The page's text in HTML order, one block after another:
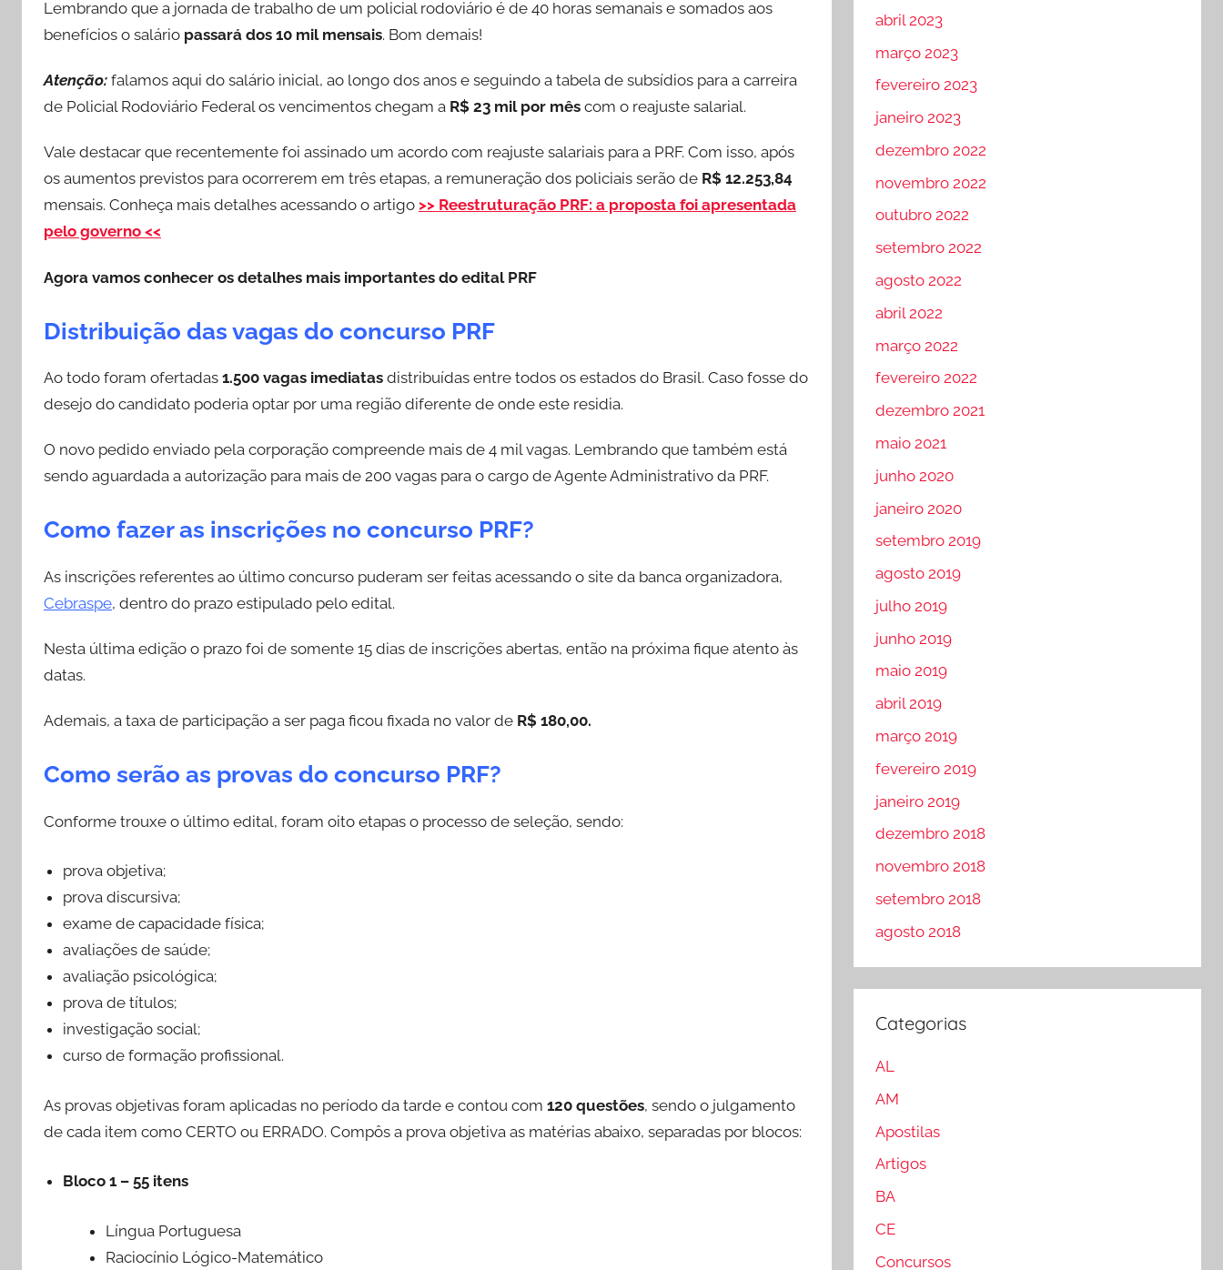
Lembrando que a jornada de trabalho de um policial rodoviário é de 40 horas semanais e somados aos
benefícios o salário passará dos 10 mil mensais. Bom demais!
Atenção: falamos aqui do salário inicial, ao longo dos anos e seguindo a tabela de subsídios para a carreira
de Policial Rodoviário Federal os vencimentos chegam a R$ 23 mil por mês com o reajuste salarial.
Vale destacar que recentemente foi assinado um acordo com reajuste salariais para a PRF. Com isso, após
os aumentos previstos para ocorrerem em três etapas, a remuneração dos policiais serão de R$ 12.253,84
mensais. Conheça mais detalhes acessando o artigo >> Reestruturação PRF: a proposta foi apresentada
pelo governo <<
Agora vamos conhecer os detalhes mais importantes do edital PRF
Distribuição das vagas do concurso PRF
Ao todo foram ofertadas 1.500 vagas imediatas distribuídas entre todos os estados do Brasil. Caso fosse do
desejo do candidato poderia optar por uma região diferente de onde este residia.
O novo pedido enviado pela corporação compreende mais de 4 mil vagas. Lembrando que também está
sendo aguardada a autorização para mais de 200 vagas para o cargo de Agente Administrativo da PRF.
Como fazer as inscrições no concurso PRF?
As inscrições referentes ao último concurso puderam ser feitas acessando o site da banca organizadora,
Cebraspe, dentro do prazo estipulado pelo edital.
Nesta última edição o prazo foi de somente 15 dias de inscrições abertas, então na próxima fique atento às
datas.
Ademais, a taxa de participação a ser paga ficou fixada no valor de R$ 180,00.
Como serão as provas do concurso PRF?
Conforme trouxe o último edital, foram oito etapas o processo de seleção, sendo:
prova objetiva;
prova discursiva;
exame de capacidade física;
avaliações de saúde;
avaliação psicológica;
prova de títulos;
investigação social;
curso de formação profissional.
As provas objetivas foram aplicadas no período da tarde e contou com 120 questões, sendo o julgamento
de cada item como CERTO ou ERRADO. Compôs a prova objetiva as matérias abaixo, separadas por blocos:
Bloco 1 – 55 itens
Língua Portuguesa
Raciocínio Lógico-Matemático
abril 2023
março 2023
fevereiro 2023
janeiro 2023
dezembro 2022
novembro 2022
outubro 2022
setembro 2022
agosto 2022
abril 2022
março 2022
fevereiro 2022
dezembro 2021
maio 2021
junho 2020
janeiro 2020
setembro 2019
agosto 2019
julho 2019
junho 2019
maio 2019
abril 2019
março 2019
fevereiro 2019
janeiro 2019
dezembro 2018
novembro 2018
setembro 2018
agosto 2018
Categorias
AL
AM
Apostilas
Artigos
BA
CE
Concursos